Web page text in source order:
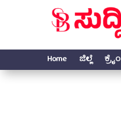
Home ಜಿಲ್ಲೆ ಕ್ರೈಂ